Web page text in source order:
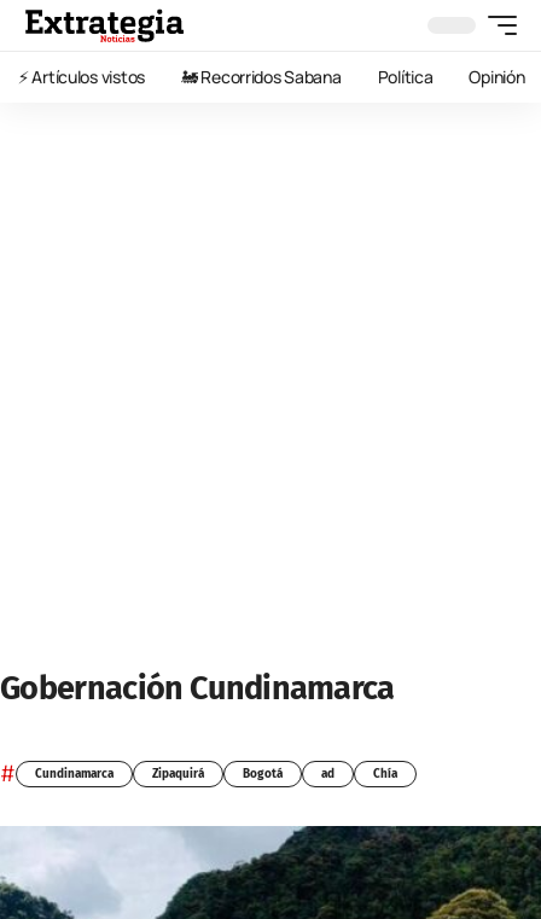
⚡️ Artículos vistos 🚂 Recorridos Sabana Política Opinión
Gobernación Cundinamarca
# Cundinamarca Zipaquirá Bogotá ad Chía